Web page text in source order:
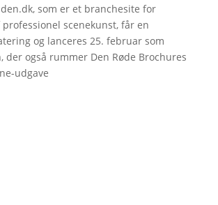
som er et branchesite for
scenekunst, får en
og lanceres 25. februar som
der også rummer Den Røde Brochures
udgave